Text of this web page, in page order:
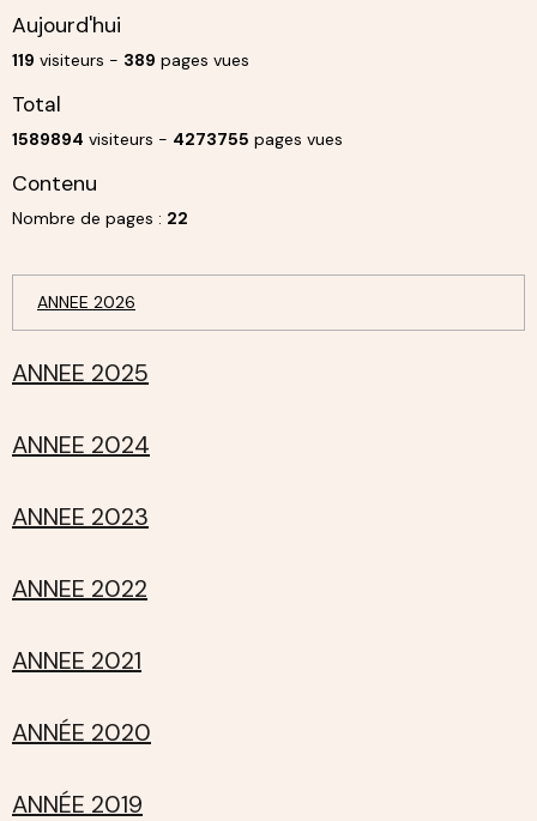
Aujourd'hui
119 visiteurs - 389 pages vues
Total
1589894 visiteurs - 4273755 pages vues
Contenu
Nombre de pages : 22
ANNEE 2026
ANNEE 2025
ANNEE 2024
ANNEE 2023
ANNEE 2022
ANNEE 2021
ANNÉE 2020
ANNÉE 2019